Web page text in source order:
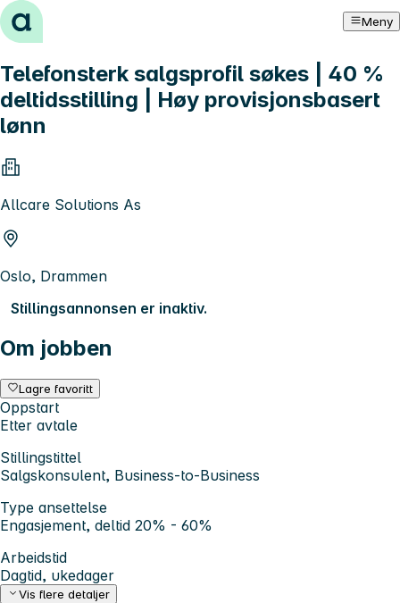
Hopp til innhold Meny
Telefonsterk salgsprofil søkes | 40 %
deltidsstilling | Høy provisjonsbasert
lønn
Allcare Solutions As
Oslo, Drammen
Stillingsannonsen er inaktiv.
Om jobben
Lagre favoritt
Oppstart
Etter avtale
Stillingstittel
Salgskonsulent, Business-to-Business
Type ansettelse
Engasjement, deltid 20% - 60%
Arbeidstid
Dagtid, ukedager
Vis flere detaljer